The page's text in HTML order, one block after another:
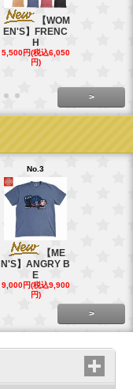
【WOM
EN'S】FRENC
H
5,500円(税込6,050
円)
>
No.3
【ME
N'S】ANGRY B
E
9,000円(税込9,900
円)
>